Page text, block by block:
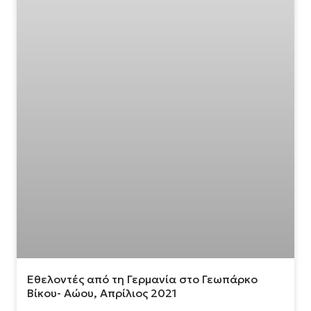
Εθελοντές από τη Γερμανία στο Γεωπάρκο
Βίκου- Αώου, Απρίλιος 2021